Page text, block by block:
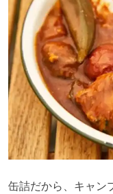
缶詰だから、キャン